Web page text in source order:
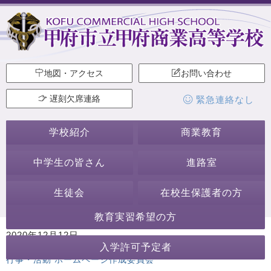
地図・アクセス お問い合わせ
遅刻欠席連絡 緊急連絡なし
学校紹介 商業教育
中学生の皆さん 進路室
生徒会 在校生保護者の方
教育実習希望の方
入学許可予定者
2020年12月12日
生徒会本部 行事・活動 生徒会・部活動
行事・活動 ホームページ作成委員会